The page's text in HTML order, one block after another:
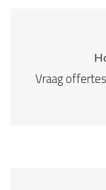
Vraag